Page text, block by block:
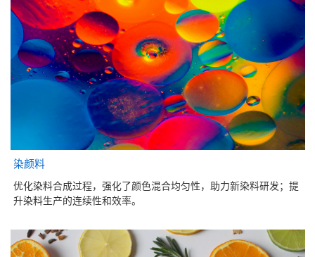
染颜料
优化染料合成过程，强化了颜色混合均匀性，助力新染料研发；提
升染料生产的连续性和效率。